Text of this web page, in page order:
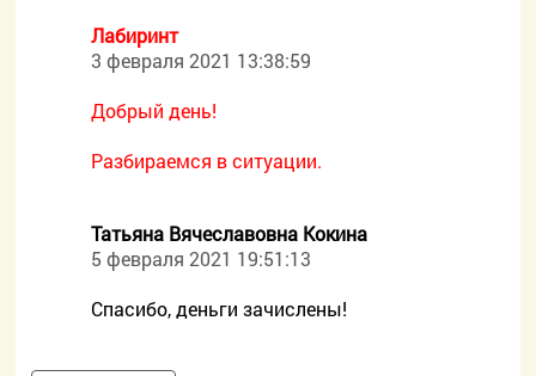
Лабиринт
3 февраля 2021 13:38:59
Добрый день!
Разбираемся в ситуации.
Татьяна Вячеславовна Кокина
5 февраля 2021 19:51:13
Спасибо, деньги зачислены!